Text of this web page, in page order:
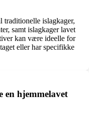
traditionelle islagkager,
samt islagkager lavet
kan være ideelle for
eller har specifikke
en hjemmelavet